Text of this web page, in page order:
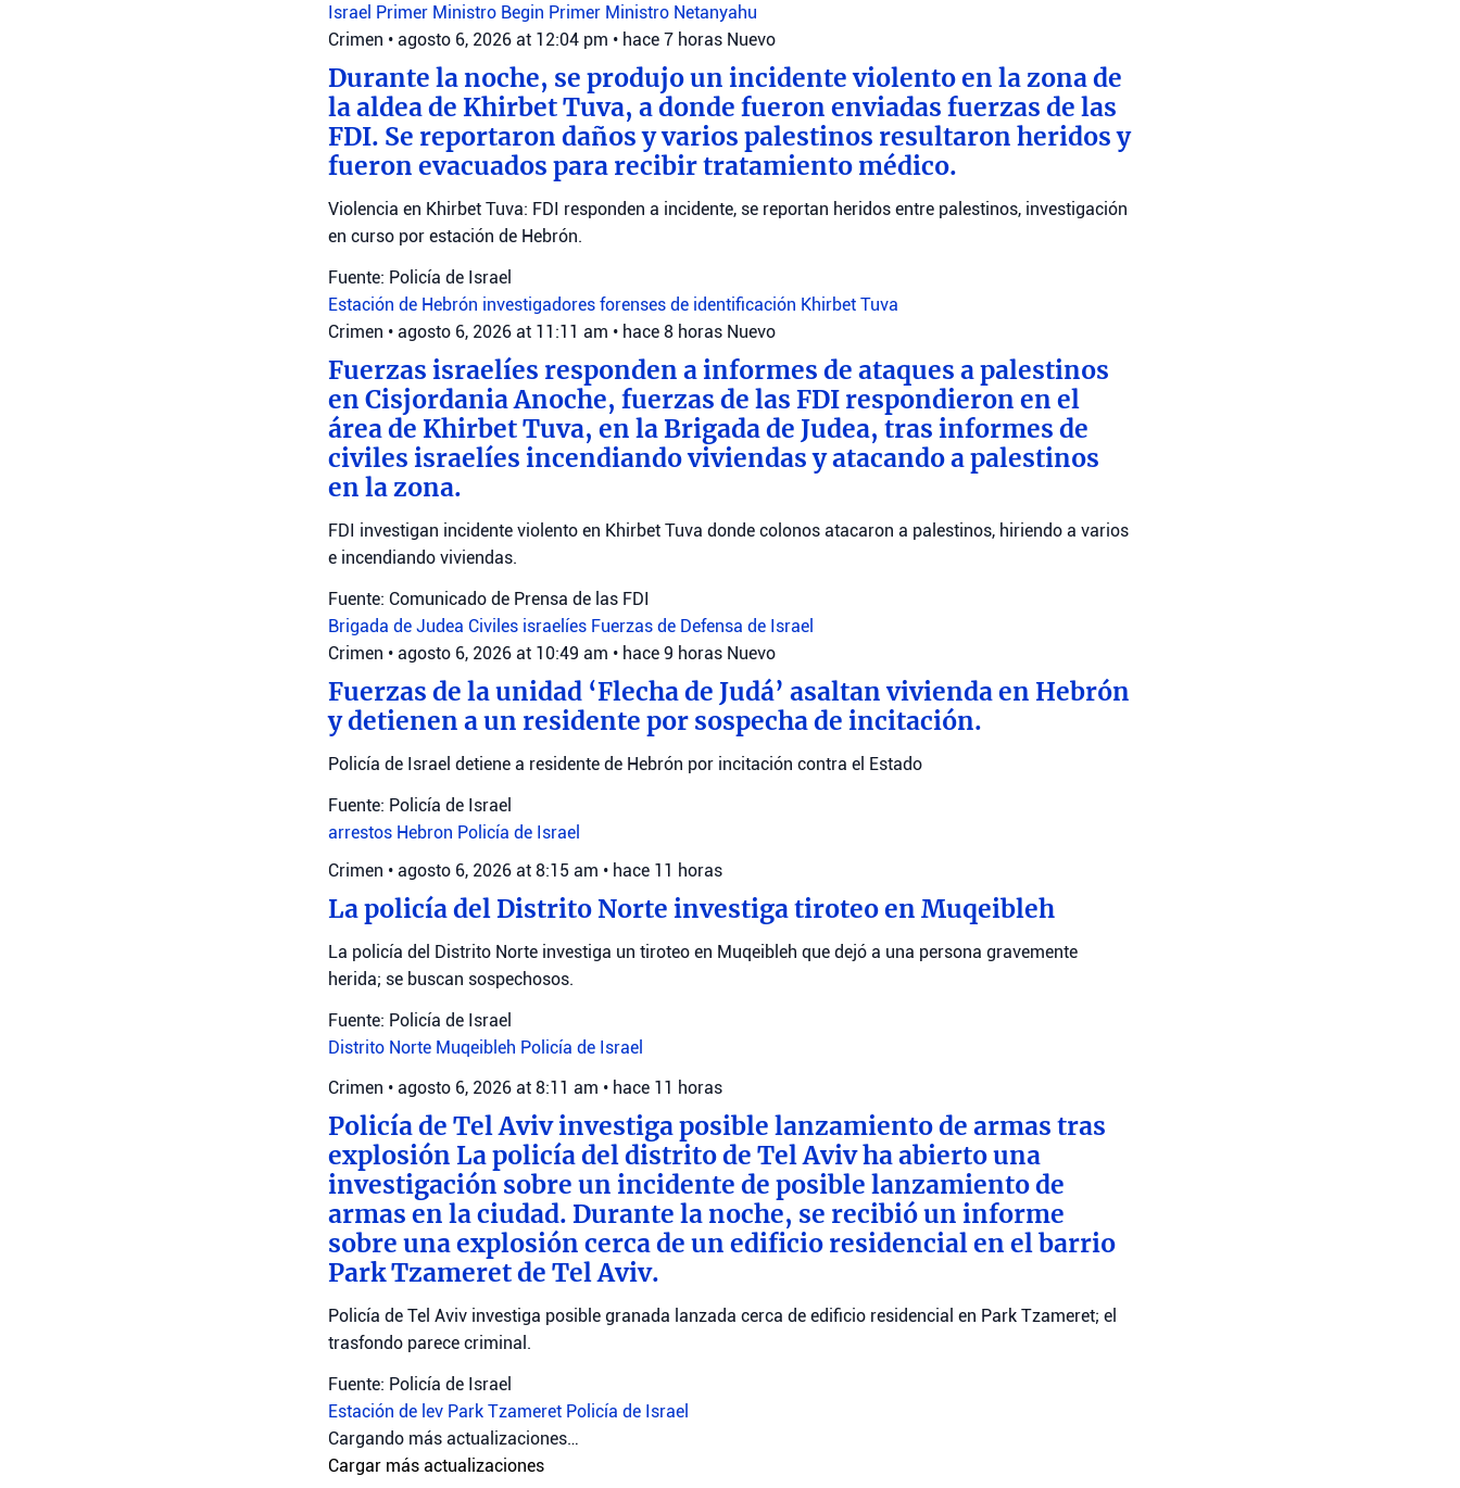
Israel Primer Ministro Begin Primer Ministro Netanyahu
Crimen • agosto 6, 2026 at 12:04 pm • hace 7 horas Nuevo
Durante la noche, se produjo un incidente violento en la zona de
la aldea de Khirbet Tuva, a donde fueron enviadas fuerzas de las
FDI. Se reportaron daños y varios palestinos resultaron heridos y
fueron evacuados para recibir tratamiento médico.
Violencia en Khirbet Tuva: FDI responden a incidente, se reportan heridos entre palestinos, investigación
en curso por estación de Hebrón.
Fuente: Policía de Israel
Estación de Hebrón investigadores forenses de identificación Khirbet Tuva
Crimen • agosto 6, 2026 at 11:11 am • hace 8 horas Nuevo
Fuerzas israelíes responden a informes de ataques a palestinos
en Cisjordania Anoche, fuerzas de las FDI respondieron en el
área de Khirbet Tuva, en la Brigada de Judea, tras informes de
civiles israelíes incendiando viviendas y atacando a palestinos
en la zona.
FDI investigan incidente violento en Khirbet Tuva donde colonos atacaron a palestinos, hiriendo a varios
e incendiando viviendas.
Fuente: Comunicado de Prensa de las FDI
Brigada de Judea Civiles israelíes Fuerzas de Defensa de Israel
Crimen • agosto 6, 2026 at 10:49 am • hace 9 horas Nuevo
Fuerzas de la unidad ‘Flecha de Judá’ asaltan vivienda en Hebrón
y detienen a un residente por sospecha de incitación.
Policía de Israel detiene a residente de Hebrón por incitación contra el Estado
Fuente: Policía de Israel
arrestos Hebron Policía de Israel
Crimen • agosto 6, 2026 at 8:15 am • hace 11 horas
La policía del Distrito Norte investiga tiroteo en Muqeibleh
La policía del Distrito Norte investiga un tiroteo en Muqeibleh que dejó a una persona gravemente
herida; se buscan sospechosos.
Fuente: Policía de Israel
Distrito Norte Muqeibleh Policía de Israel
Crimen • agosto 6, 2026 at 8:11 am • hace 11 horas
Policía de Tel Aviv investiga posible lanzamiento de armas tras
explosión La policía del distrito de Tel Aviv ha abierto una
investigación sobre un incidente de posible lanzamiento de
armas en la ciudad. Durante la noche, se recibió un informe
sobre una explosión cerca de un edificio residencial en el barrio
Park Tzameret de Tel Aviv.
Policía de Tel Aviv investiga posible granada lanzada cerca de edificio residencial en Park Tzameret; el
trasfondo parece criminal.
Fuente: Policía de Israel
Estación de lev Park Tzameret Policía de Israel
Cargando más actualizaciones…
Cargar más actualizaciones